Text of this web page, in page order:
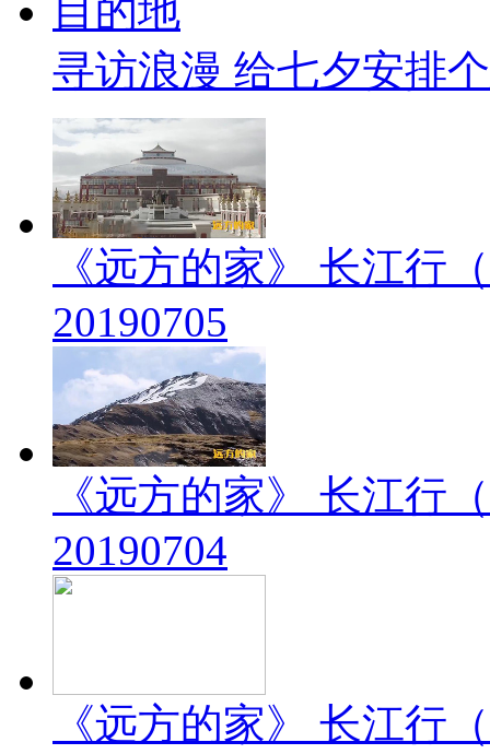
寻访浪漫 给七夕安排
《远方的家》 长江行
20190705
《远方的家》 长江行
20190704
《远方的家》 长江行